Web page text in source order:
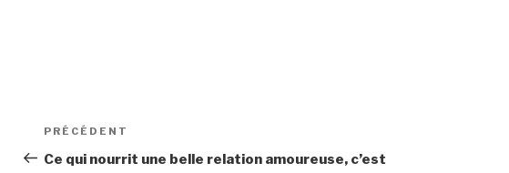
Navigation
de
Article
précédent
PRÉCÉDENT
Ce qui nourrit une belle relation amoureuse, c’est